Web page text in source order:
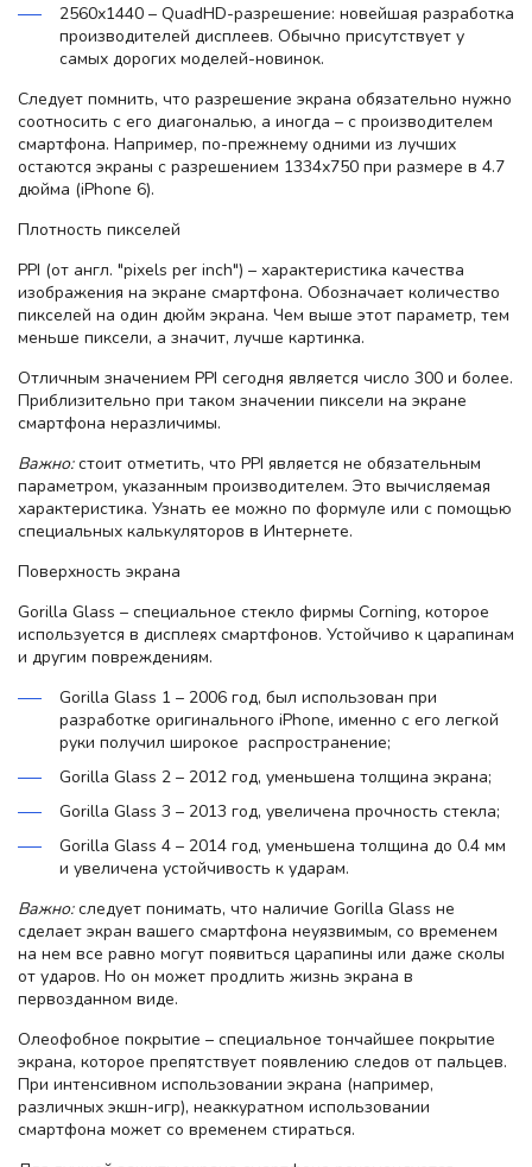
2560х1440 – QuadHD-разрешение: новейшая разработка
производителей дисплеев. Обычно присутствует у
самых дорогих моделей-новинок.
Следует помнить, что разрешение экрана обязательно нужно
соотносить с его диагональю, а иногда – с производителем
смартфона. Например, по-прежнему одними из лучших
остаются экраны с разрешением 1334х750 при размере в 4.7
дюйма (iPhone 6).
Плотность пикселей
PPI (от англ. "pixels per inch") – характеристика качества
изображения на экране смартфона. Обозначает количество
пикселей на один дюйм экрана. Чем выше этот параметр, тем
меньше пиксели, а значит, лучше картинка.
Отличным значением PPI сегодня является число 300 и более.
Приблизительно при таком значении пиксели на экране
смартфона неразличимы.
Важно:стоит отметить, что PPI является не обязательным
параметром, указанным производителем. Это вычисляемая
характеристика. Узнать ее можно по формуле или с помощью
специальных калькуляторов в Интернете.
Поверхность экрана
Gorilla Glass – специальное стекло фирмы Corning, которое
используется в дисплеях смартфонов. Устойчиво к царапинам
и другим повреждениям.
Gorilla Glass 1 – 2006 год, был использован при
разработке оригинального iPhone, именно с его легкой
руки получил широкое распространение;
Gorilla Glass 2 – 2012 год, уменьшена толщина экрана;
Gorilla Glass 3 – 2013 год, увеличена прочность стекла;
Gorilla Glass 4 – 2014 год, уменьшена толщина до 0.4 мм
и увеличена устойчивость к ударам.
Важно:следует понимать, что наличие Gorilla Glass не
сделает экран вашего смартфона неуязвимым, со временем
на нем все равно могут появиться царапины или даже сколы
от ударов. Но он может продлить жизнь экрана в
первозданном виде.
Олеофобное покрытие – специальное тончайшее покрытие
экрана, которое препятствует появлению следов от пальцев.
При интенсивном использовании экрана (например,
различных экшн-игр), неаккуратном использовании
смартфона может со временем стираться.